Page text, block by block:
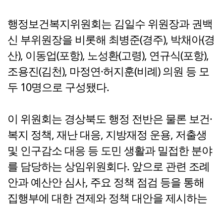
행정보건복지위원회는 김일수 위원장과 권백
신 부위원장을 비롯해 최병준(경주), 박채아(경
산), 이동업(포항), 노성환(고령), 연규식(포항),
조용진(김천), 마정연·허지훈(비례) 의원 등 모
두 10명으로 구성됐다.
이 위원회는 경상북도 행정 전반은 물론 보건·
복지 정책, 재난 대응, 지방재정 운용, 저출생
및 인구감소 대응 등 도민 생활과 밀접한 분야
를 담당하는 상임위원회다. 앞으로 관련 조례
안과 예산안 심사, 주요 정책 점검 등을 통해
집행부에 대한 견제와 정책 대안을 제시하는